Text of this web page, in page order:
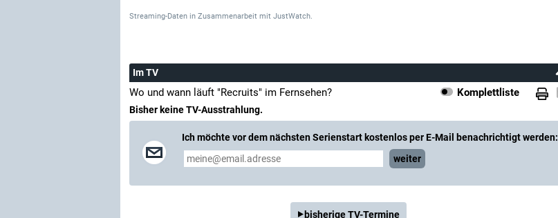
Streaming-Daten in Zusammenarbeit mit JustWatch.
Im TV
Wo und wann läuft "Recruits" im Fernsehen? Komplettliste
Bisher keine TV-Ausstrahlung.
Ich möchte vor dem nächsten Serienstart kostenlos per E-Mail benachrichtigt werden:
weiter
bisherige TV-Termine